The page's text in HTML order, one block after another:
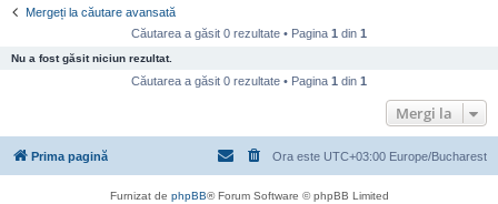
e
Mergeți la căutare avansată
Căutarea a găsit 0 rezultate • Pagina 1 din 1
Nu a fost găsit niciun rezultat.
Căutarea a găsit 0 rezultate • Pagina 1 din 1
Mergi la
Prima pagină Ora este UTC+03:00 Europe/Bucharest
Furnizat de phpBB® Forum Software © phpBB Limited